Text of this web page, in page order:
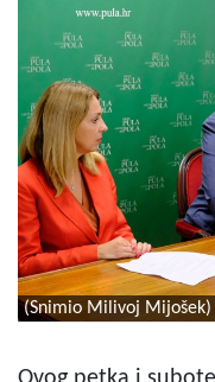
(Snimio Milivoj Mijošek)